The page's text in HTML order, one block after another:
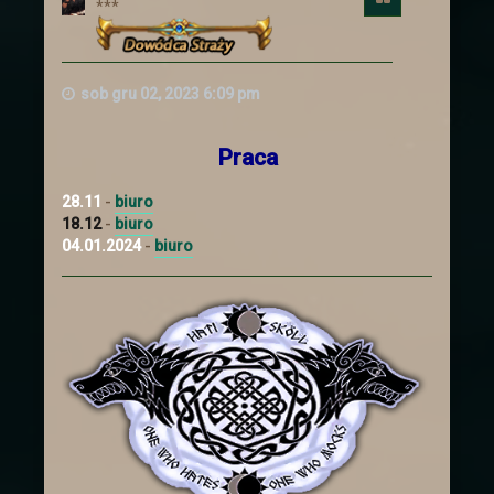
królestwa prośbę o pomoc. Ten
postanowił zebrać chętnych i wysłać ich
aby wsparli handlowego sojusznika.
Zachęcamy do zajrzenia do zakładki z
zadaniami
Troche nowinek
Przebudowe przeszłyOgłoszenia. Cała
tabela is truktura została napisana od
nowa i dostosowana :).
***
sob gru 02, 2023 6:09 pm
Praca
28.11 - biuro
18.12- biuro
04.01.2024- biuro